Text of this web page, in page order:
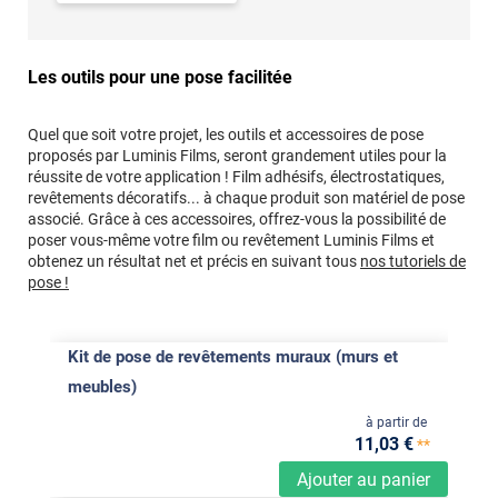
Les outils pour une pose facilitée
Quel que soit votre projet, les outils et accessoires de pose
proposés par Luminis Films, seront grandement utiles pour la
réussite de votre application ! Film adhésifs, électrostatiques,
revêtements décoratifs... à chaque produit son matériel de pose
associé. Grâce à ces accessoires, offrez-vous la possibilité de
poser vous-même votre film ou revêtement Luminis Films et
obtenez un résultat net et précis en suivant tous nos tutoriels de
pose !
Kit de pose de revêtements muraux (murs et
meubles)
Ajouter au panier
à partir de
11,03 €**